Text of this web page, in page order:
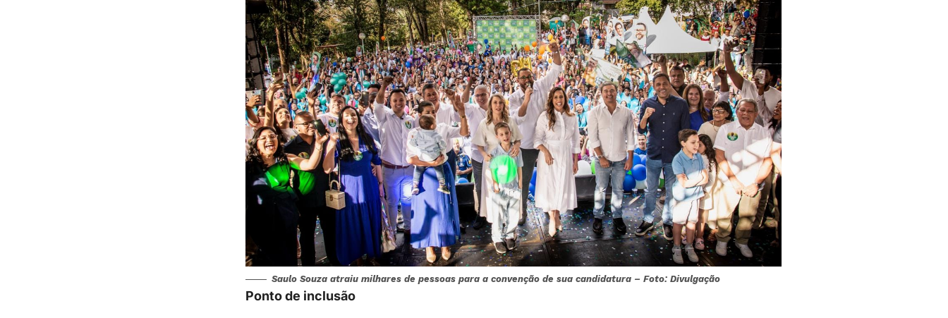
Saulo Souza atraiu milhares de pessoas para a convenção de sua candidatura – Foto: Divulgação
Ponto de inclusão